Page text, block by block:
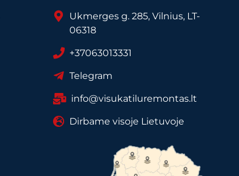
Ukmerges g. 285, Vilnius, LT-
06318
+37063013331
Telegram
info@visukatiluremontas.lt
Dirbame visoje Lietuvoje